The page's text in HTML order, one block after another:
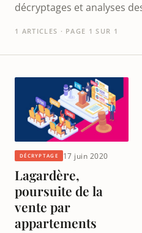
décryptages et analyses
1 ARTICLES · PAGE 1 SUR 1
DÉCRYPTAGE 17 juin 2020
Lagardère,
poursuite de la
vente par
appartements